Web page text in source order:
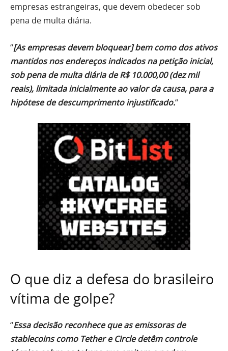
empresas estrangeiras, que devem obedecer sob
pena de multa diária.
“[As empresas devem bloquear] bem como dos ativos
mantidos nos endereços indicados na petição inicial,
sob pena de multa diária de R$ 10.000,00 (dez mil
reais), limitada inicialmente ao valor da causa, para a
hipótese de descumprimento injustificado.“
O que diz a defesa do brasileiro
vítima de golpe?
“Essa decisão reconhece que as emissoras de
stablecoins como Tether e Circle detêm controle